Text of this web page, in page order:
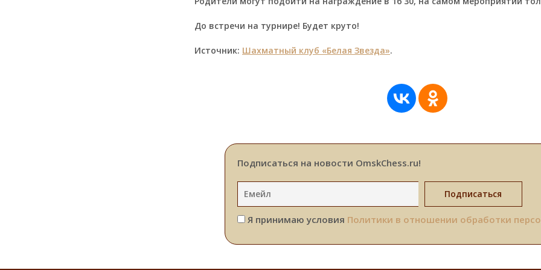
До встречи на турнире! Будет круто!
Источник: Шахматный клуб «Белая Звезда».
Подписаться на новости OmskChess.ru!
Я принимаю условия Политики в отношении обработки